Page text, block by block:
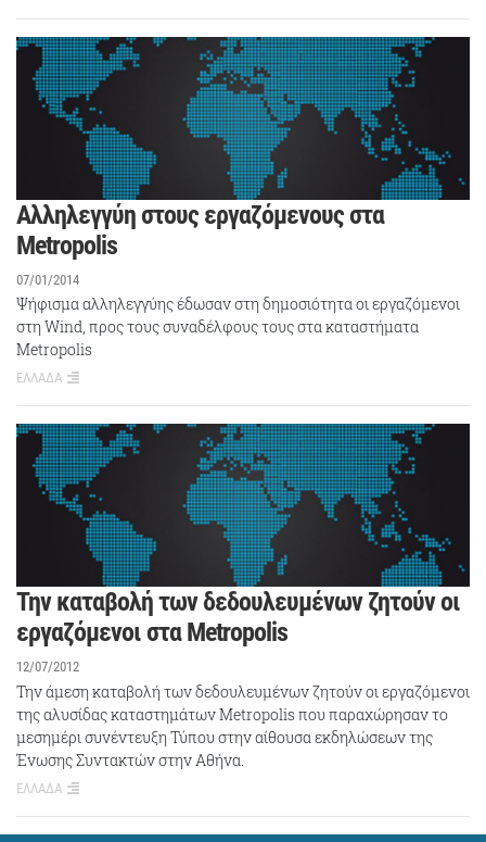
Aλληλεγγύη στους εργαζόμενους στα
Metropolis
07/01/2014
Ψήφισμα αλληλεγγύης έδωσαν στη δημοσιότητα οι εργαζόμενοι
στη Wind, προς τους συναδέλφους τους στα καταστήματα
Μetropolis
ΕΛΛΑΔΑ
Την καταβολή των δεδουλευμένων ζητούν οι
εργαζόμενοι στα Metropolis
12/07/2012
Την άμεση καταβολή των δεδουλευμένων ζητούν οι εργαζόμενοι
της αλυσίδας καταστημάτων Metropolis που παραχώρησαν το
μεσημέρι συνέντευξη Τύπου στην αίθουσα εκδηλώσεων της
Ένωσης Συντακτών στην Αθήνα.
ΕΛΛΑΔΑ